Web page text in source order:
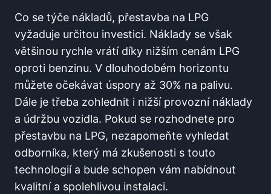
Co‌ se týče nákladů, ‍přestavba na LPG
vyžaduje určitou investici.⁣ Náklady se ⁤však
většinou rychle‍ vrátí díky nižším cenám LPG
oproti⁤ benzinu.‍ V dlouhodobém horizontu
můžete očekávat úspory až 30% na palivu.
Dále je třeba zohlednit i‌ nižší provozní náklady
a údržbu vozidla. Pokud se rozhodnete ⁣pro
přestavbu na LPG, nezapomeňte ‌vyhledat
odborníka, který má zkušenosti s touto
technologií a bude schopen⁢ vám⁢ nabídnout
kvalitní a ⁢spolehlivou ​instalaci.